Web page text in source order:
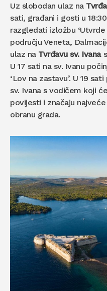
Uz slobodan ulaz na
sati, građani i gosti u
razgledati izložbu
području Veneta,
ulaz na Tvrđavu sv. Ivana
U 17 sati na sv. Ivanu
‘Lov na zastavu’. U 19
sv. Ivana s vodičem koji
povijesti i značaju
obranu grada.